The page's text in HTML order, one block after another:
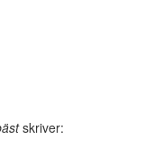
skriver: